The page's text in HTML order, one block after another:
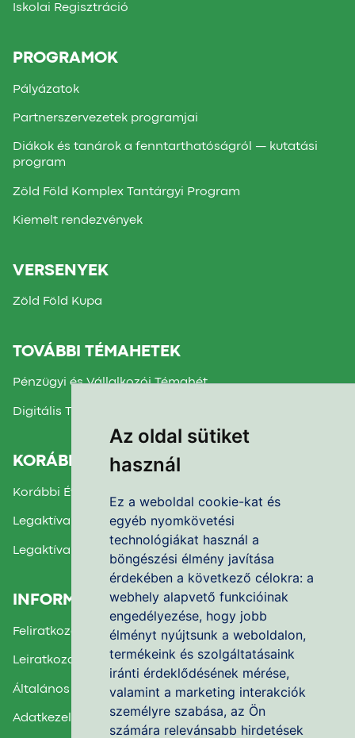
Az oldal sütiket
használ
Ez a weboldal cookie-kat és
egyéb nyomkövetési
technológiákat használ a
böngészési élmény javítása
érdekében a következő célokra: a
webhely alapvető funkcióinak
engedélyezése, hogy jobb
élményt nyújtsunk a weboldalon,
termékeink és szolgáltatásaink
iránti érdeklődésének mérése,
valamint a marketing interakciók
személyre szabása, az Ön
számára relevánsabb hirdetések
Iskolai Regisztráció
PROGRAMOK
Pályázatok
Partnerszervezetek programjai
Diákok és tanárok a fenntarthatóságról — kutatási
program
Zöld Föld Komplex Tantárgyi Program
Kiemelt rendezvények
VERSENYEK
Zöld Föld Kupa
TOVÁBBI TÉMAHETEK
Pénzügyi és Vállalkozói Témahét
Digitális Témahét
KORÁBBI TÉMAHETEK
Korábbi Évek Beszámolói
Legaktívabb Iskola díj 2025.
Legaktívabb Iskola díj 2024.
INFORMÁCIÓK
Feliratkozás a Hírlevélre
Leiratkozás a Hírlevélről
Általános Felhasználási Feltételek
Adatkezelési Nyilatkozat